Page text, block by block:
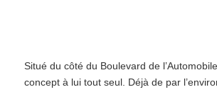
Situé du côté du Boulevard de
concept à lui tout seul. Déjà de par